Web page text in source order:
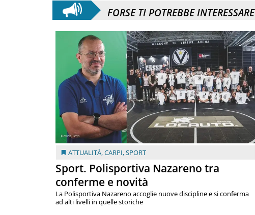
FORSE TI POTREBBE INTERESSARE
ATTUALITÀ,CARPI,SPORT
Sport. Polisportiva Nazareno tra
conferme e novità
La Polisportiva Nazareno accoglie nuove discipline e si conferma
ad alti livelli in quelle storiche